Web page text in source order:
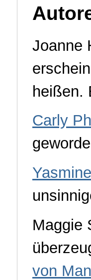
Joanne
heißen.
Carly
Maggie
von